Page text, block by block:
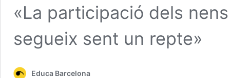
«La participació dels
segueix sent un repte»
Educa Barcelona